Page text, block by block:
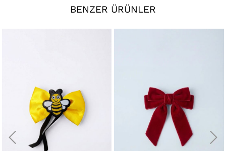
BENZER ÜRÜNLER